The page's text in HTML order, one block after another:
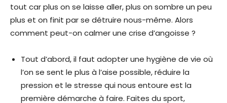
tout car plus on se laisse aller, plus on sombre un peu
plus et on finit par se détruire nous-même. Alors
comment peut-on calmer une crise d’angoisse ?
Tout d’abord, il faut adopter une hygiène de vie où
l’on se sent le plus à l’aise possible, réduire la
pression et le stresse qui nous entoure est la
première démarche à faire. Faites du sport,